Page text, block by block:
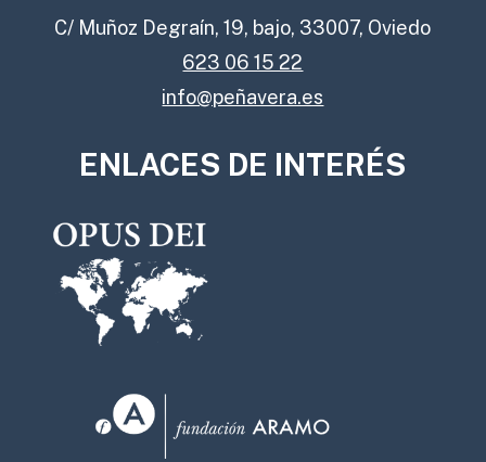
C/ Muñoz Degraín, 19, bajo, 33007, Oviedo
623 06 15 22
info@peñavera.es
ENLACES DE INTERÉS